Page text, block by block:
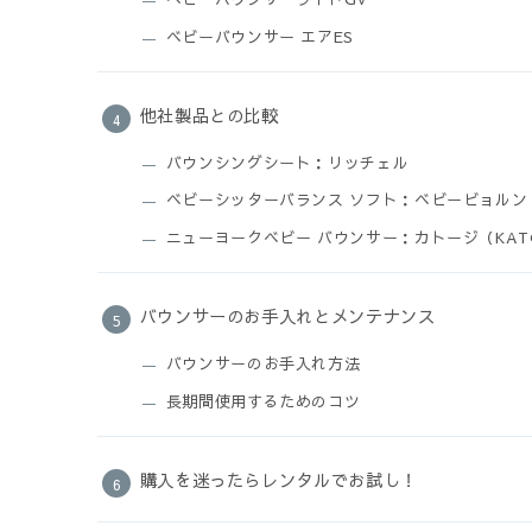
ベビーバウンサー エアES
他社製品との比較
バウンシングシート：リッチェル
ベビーシッターバランス ソフト：ベビービョルン
ニューヨークベビー バウンサー：カトージ（
バウンサーのお手入れとメンテナンス
バウンサーのお手入れ方法
長期間使用するためのコツ
購入を迷ったらレンタルでお試し！